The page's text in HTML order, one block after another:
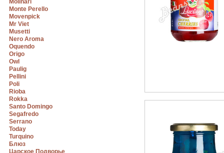
Molinari
Monte Perello
Movenpick
Mr Viet
Musetti
Nero Aroma
Oquendo
Origo
Owl
Paulig
Pellini
Poli
Rioba
Rokka
Santo Domingo
Segafredo
Serrano
Today
Turquino
Блюз
Царское Подворье